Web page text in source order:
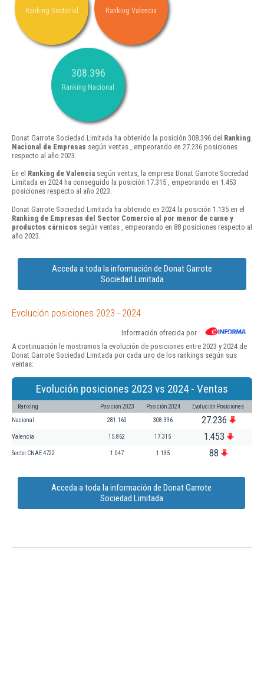
Ranking Sectorial Ranking Valencia
308.396
Ranking Nacional
Donat Garrote Sociedad Limitada ha obtenido la posición 308.396 del Ranking
Nacional de Empresas según ventas , empeorando en 27.236 posiciones
respecto al año 2023.
En el Ranking de Valencia según ventas, la empresa Donat Garrote Sociedad
Limitada en 2024 ha conseguido la posición 17.315 , empeorando en 1.453
posiciones respecto al año 2023.
Donat Garrote Sociedad Limitada ha obtenido en 2024 la posición 1.135 en el
Ranking de Empresas del Sector Comercio al por menor de carne y
productos cárnicos según ventas , empeorando en 88 posiciones respecto al
año 2023.
Acceda a toda la información de Donat Garrote
Sociedad Limitada
Evolución posiciones 2023 - 2024
Información ofrecida por
A continuación le mostramos la evolución de posiciones entre 2023 y 2024 de
Donat Garrote Sociedad Limitada por cada uno de los rankings según sus
ventas:
Evolución posiciones 2023 vs 2024 - Ventas
Ranking Posición 2023 Posición 2024 Evolución Posiciones
Nacional 281.160 308.396 27.236
Valencia 15.862 17.315 1.453
Sector CNAE 4722 1.047 1.135 88
Acceda a toda la información de Donat Garrote
Sociedad Limitada